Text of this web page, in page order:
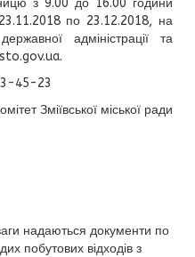
з 9.00 до 16.00 години
по 23.12.2018, на
адміністрації та
3-45-23
Зміївської міської ради
надаються документи по
побутових відходів з